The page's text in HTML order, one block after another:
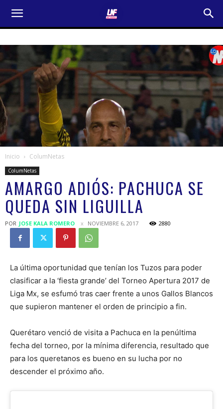
Inicio ColumNetas
ColumNetas
AMARGO ADIÓS: PACHUCA SE
QUEDA SIN LIGUILLA
POR JOSE KALA ROMERO NOVIEMBRE 6, 2017 2880
La última oportunidad que tenían los Tuzos para poder
clasificar a la ‘fiesta grande’ del Torneo Apertura 2017 de
Liga Mx, se esfumó tras caer frente a unos Gallos Blancos
que supieron mantener el orden de principio a fin.
Querétaro venció de visita a Pachuca en la penúltima
fecha del torneo, por la mínima diferencia, resultado que
para los queretanos es bueno en su lucha por no
descender el próximo año.